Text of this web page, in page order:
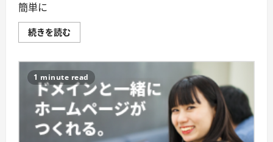
簡単に
続きを読む
ァ
ー
マ
ー
ト
で
ム
ー
ム
ー
1 minute read